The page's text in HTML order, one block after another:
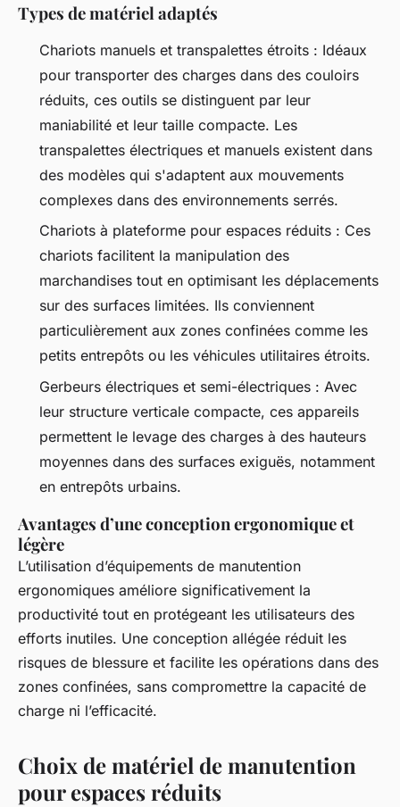
Types de matériel adaptés
Chariots manuels et transpalettes étroits : Idéaux
pour transporter des charges dans des couloirs
réduits, ces outils se distinguent par leur
maniabilité et leur taille compacte. Les
transpalettes électriques et manuels existent dans
des modèles qui s'adaptent aux mouvements
complexes dans des environnements serrés.
Chariots à plateforme pour espaces réduits : Ces
chariots facilitent la manipulation des
marchandises tout en optimisant les déplacements
sur des surfaces limitées. Ils conviennent
particulièrement aux zones confinées comme les
petits entrepôts ou les véhicules utilitaires étroits.
Gerbeurs électriques et semi-électriques : Avec
leur structure verticale compacte, ces appareils
permettent le levage des charges à des hauteurs
moyennes dans des surfaces exiguës, notamment
en entrepôts urbains.
Avantages d’une conception ergonomique et
légère
L’utilisation d’équipements de manutention
ergonomiques améliore significativement la
productivité tout en protégeant les utilisateurs des
efforts inutiles. Une conception allégée réduit les
risques de blessure et facilite les opérations dans des
zones confinées, sans compromettre la capacité de
charge ni l’efficacité.
Choix de matériel de manutention
pour espaces réduits